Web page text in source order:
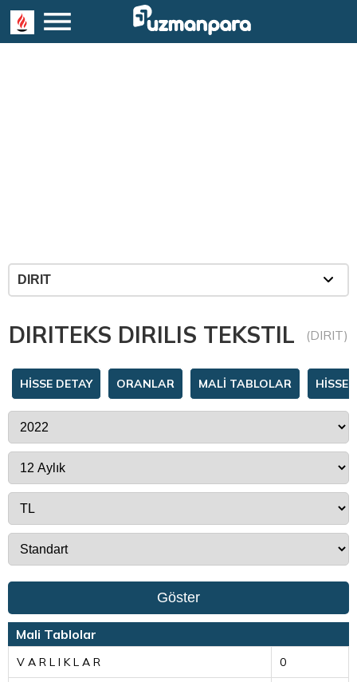
DIRITEKS DIRILIS TEKSTIL (DIRIT)
HİSSE DETAY ORANLAR MALİ TABLOLAR HİSSE
Göster
Mali Tablolar
V A R L I K L A R 0